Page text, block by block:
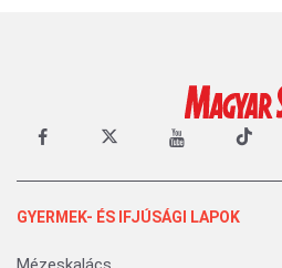
GYERMEK- ÉS IFJÚSÁGI LAPOK